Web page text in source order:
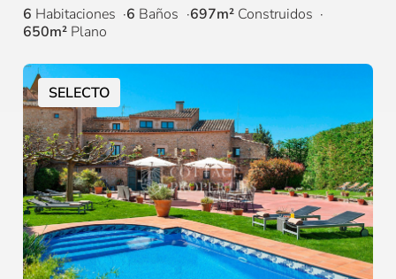
6 Habitaciones 6 Baños 697m² Construidos
650m² Plano
SELECTO